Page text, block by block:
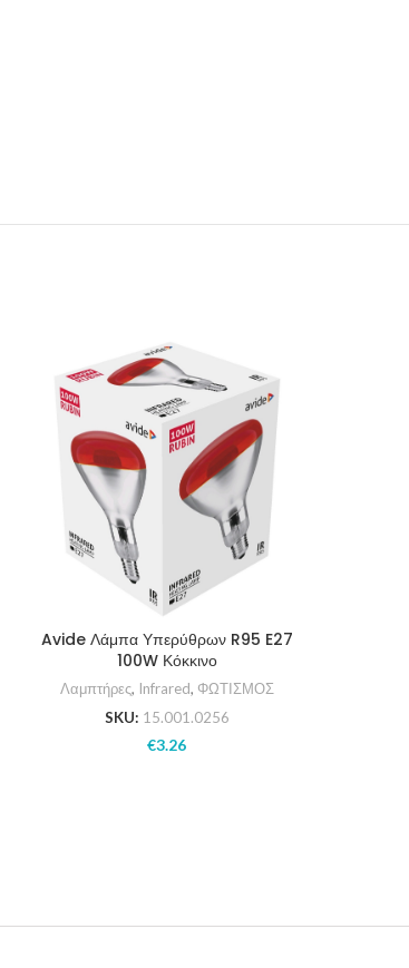
Avide Λάμπα Υπερύθρων R95 E27
100W Κόκκινο
Λαμπτήρες, Infrared, ΦΩΤΙΣΜΟΣ
SKU: 15.001.0256
€3.26